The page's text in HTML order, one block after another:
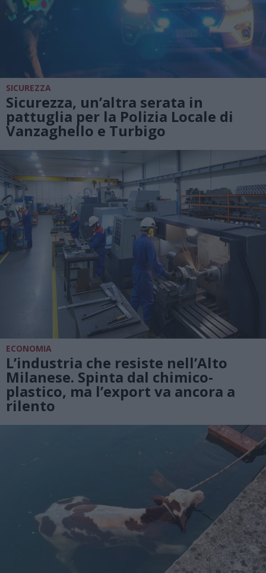
SICUREZZA
Sicurezza, un’altra serata in
pattuglia per la Polizia Locale di
Vanzaghello e Turbigo
ECONOMIA
L’industria che resiste nell’Alto
Milanese. Spinta dal chimico-
plastico, ma l’export va ancora a
rilento